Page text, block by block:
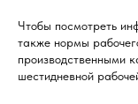
Чтобы посмотреть
также нормы
производственными
шестидневной